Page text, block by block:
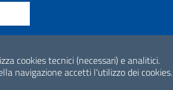
cookies tecnici (necessari) e analitici.
navigazione accetti l'utilizzo dei cookies.
di accessibilità